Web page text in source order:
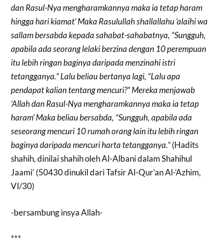
dan Rasul-Nya mengharamkannya maka ia tetap haram
hingga hari kiamat’ Maka Rasulullah shallallahu ‘alaihi wa
sallam bersabda kepada sahabat-sahabatnya, “Sungguh,
apabila ada seorang lelaki berzina dengan 10 perempuan
itu lebih ringan baginya daripada menzinahi istri
tetangganya.” Lalu beliau bertanya lagi, “Lalu apa
pendapat kalian tentang mencuri?” Mereka menjawab
‘Allah dan Rasul-Nya mengharamkannya maka ia tetap
haram’ Maka beliau bersabda, “Sungguh, apabila ada
seseorang mencuri 10 rumah orang lain itu lebih ringan
baginya daripada mencuri harta tetangganya.”(Hadits
shahih, dinilai shahih oleh Al-Albani dalam Shahihul
Jaami’ (50430 dinukil dari Tafsir Al-Qur’an Al-’Azhim,
VI/30)
-bersambung insya Allah-
***